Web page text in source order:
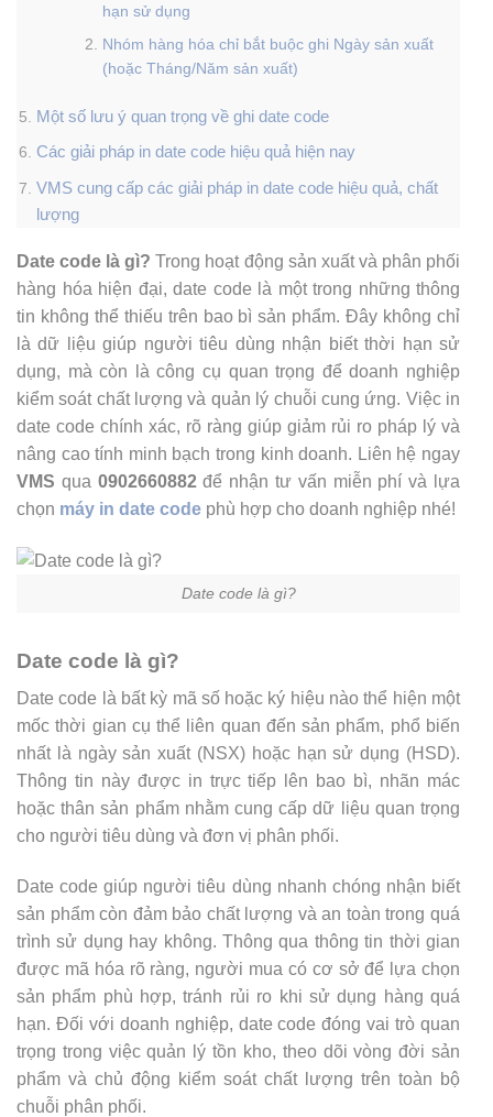
hạn sử dụng
Nhóm hàng hóa chỉ bắt buộc ghi Ngày sản xuất
(hoặc Tháng/Năm sản xuất)
Một số lưu ý quan trọng về ghi date code
Các giải pháp in date code hiệu quả hiện nay
VMS cung cấp các giải pháp in date code hiệu quả, chất
lượng
Date code là gì? Trong hoạt động sản xuất và phân phối
hàng hóa hiện đại, date code là một trong những thông
tin không thể thiếu trên bao bì sản phẩm. Đây không chỉ
là dữ liệu giúp người tiêu dùng nhận biết thời hạn sử
dụng, mà còn là công cụ quan trọng để doanh nghiệp
kiểm soát chất lượng và quản lý chuỗi cung ứng. Việc in
date code chính xác, rõ ràng giúp giảm rủi ro pháp lý và
nâng cao tính minh bạch trong kinh doanh. Liên hệ ngay
VMS qua 0902660882để nhận tư vấn miễn phí và lựa
chọn máy in date code phù hợp cho doanh nghiệp nhé!
Date code là gì?
Date code là gì?
Date code là bất kỳ mã số hoặc ký hiệu nào thể hiện một
mốc thời gian cụ thể liên quan đến sản phẩm, phổ biến
nhất là ngày sản xuất (NSX) hoặc hạn sử dụng (HSD).
Thông tin này được in trực tiếp lên bao bì, nhãn mác
hoặc thân sản phẩm nhằm cung cấp dữ liệu quan trọng
cho người tiêu dùng và đơn vị phân phối.
Date code giúp người tiêu dùng nhanh chóng nhận biết
sản phẩm còn đảm bảo chất lượng và an toàn trong quá
trình sử dụng hay không. Thông qua thông tin thời gian
được mã hóa rõ ràng, người mua có cơ sở để lựa chọn
sản phẩm phù hợp, tránh rủi ro khi sử dụng hàng quá
hạn. Đối với doanh nghiệp, date code đóng vai trò quan
trọng trong việc quản lý tồn kho, theo dõi vòng đời sản
phẩm và chủ động kiểm soát chất lượng trên toàn bộ
chuỗi phân phối.